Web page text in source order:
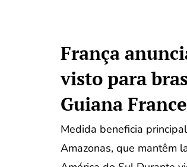
França
visto para
Guiana
Medida beneficia
Amazonas, que mantêm